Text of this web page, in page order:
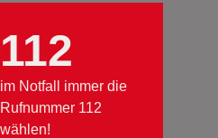
112
im Notfall immer die
Rufnummer 112
wählen!